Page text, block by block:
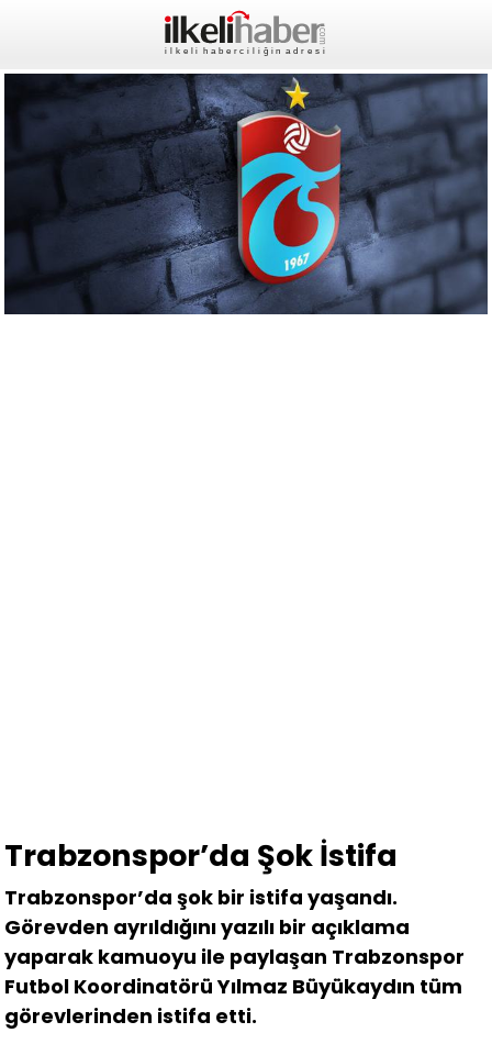
Trabzonspor’da Şok İstifa
Trabzonspor’da şok bir istifa yaşandı.
Görevden ayrıldığını yazılı bir açıklama
yaparak kamuoyu ile paylaşan Trabzonspor
Futbol Koordinatörü Yılmaz Büyükaydın tüm
görevlerinden istifa etti.